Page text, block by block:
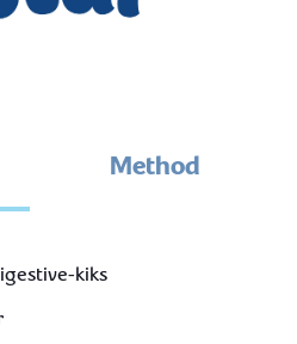
Method
kiks